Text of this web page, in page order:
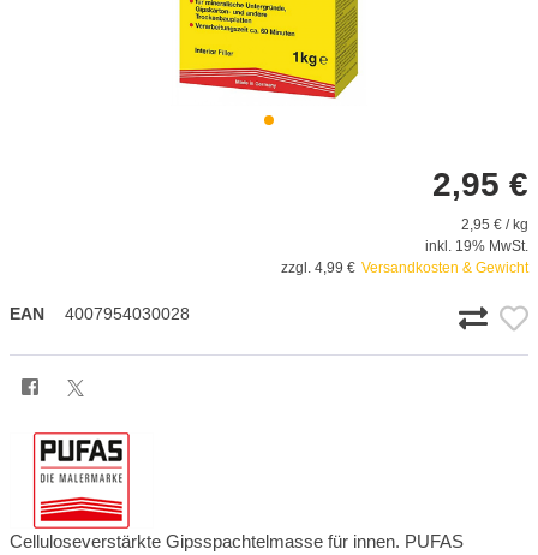
2,95 €
2,95 € / kg
inkl. 19% MwSt.
zzgl. 4,99 € Versandkosten & Gewicht
EAN 4007954030028
Celluloseverstärkte Gipsspachtelmasse für innen. PUFAS